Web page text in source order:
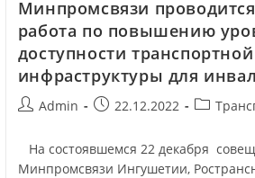
Минпромсвязи
работа по повышению
доступности транспортной
инфраструктуры для
Admin 22.12.2022
На состоявшемся 22 декабря
Минпромсвязи Ингушетии,